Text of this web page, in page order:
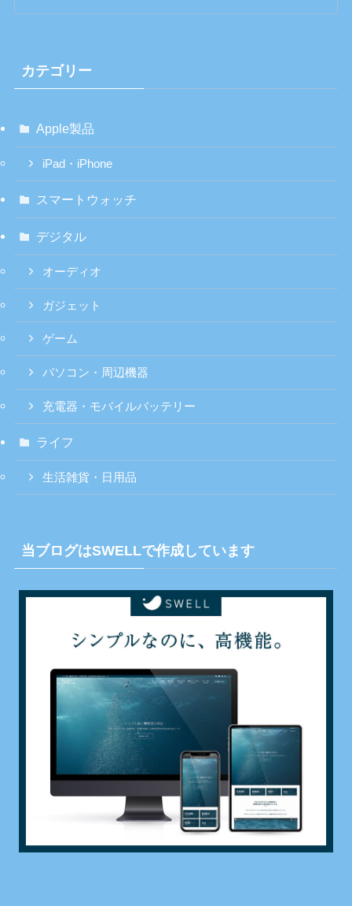
カテゴリー
Apple製品
iPad・iPhone
スマートウォッチ
デジタル
オーディオ
ガジェット
ゲーム
パソコン・周辺機器
充電器・モバイルバッテリー
ライフ
生活雑貨・日用品
当ブログはSWELLで作成しています